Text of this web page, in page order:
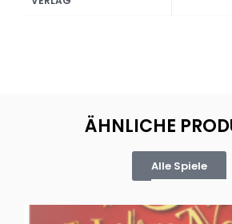
ÄHNLICHE
Alle Spiele